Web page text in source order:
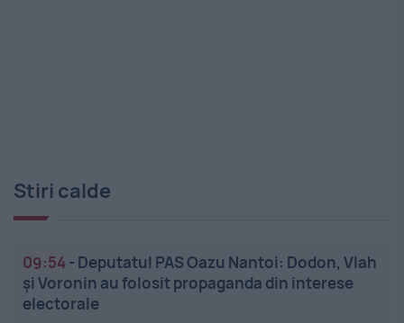
Stiri calde
09:54- Deputatul PAS Oazu Nantoi: Dodon, Vlah
și Voronin au folosit propaganda din interese
electorale